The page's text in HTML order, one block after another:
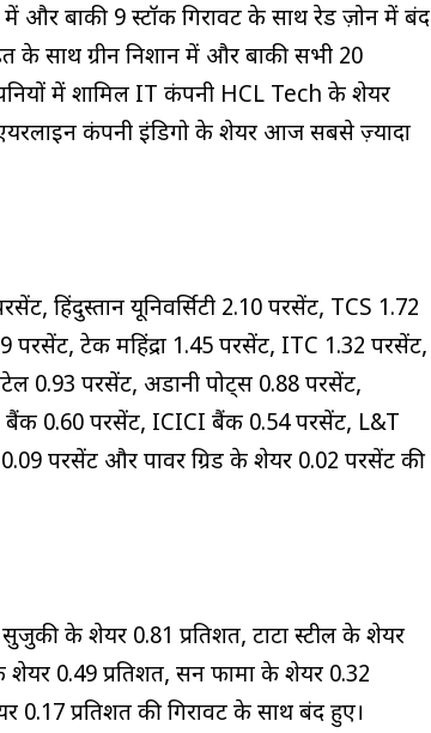
बाकी 9 स्टॉक गिरावट के साथ रेड ज़ोन में बंद
के साथ ग्रीन निशान में और बाकी सभी 20
में शामिल IT कंपनी HCL Tech के शेयर
कंपनी इंडिगो के शेयर आज सबसे ज़्यादा
हिंदुस्तान यूनिवर्सिटी 2.10 परसेंट, TCS 1.72
परसेंट, टेक महिंद्रा 1.45 परसेंट, ITC 1.32 परसेंट,
0.93 परसेंट, अडानी पोर्ट्स 0.88 परसेंट,
बैंक 0.60 परसेंट, ICICI बैंक 0.54 परसेंट, L&T
0.09 परसेंट और पावर ग्रिड के शेयर 0.02 परसेंट की
के शेयर 0.81 प्रतिशत, टाटा स्टील के शेयर
0.49 प्रतिशत, सन फार्मा के शेयर 0.32
प्रतिशत की गिरावट के साथ बंद हुए।